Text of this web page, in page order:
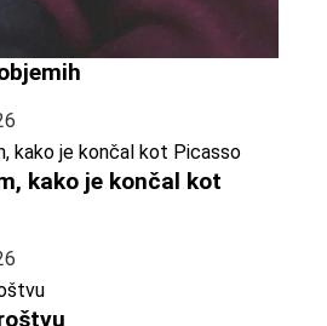
kako je končal kot